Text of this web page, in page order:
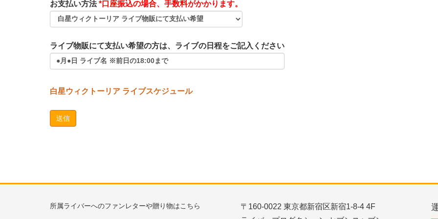
お支払い方法*口座振込の場合、手数料がかかります。
ライブ物販にて支払い希望の方は、ライブの日程をご記入ください
白星ウィクトーリア ライブスケジュール
所属ライバーへのファンレターや贈り物はこちら
〒160-0022 東京都新宿区新宿1-8-4 4F